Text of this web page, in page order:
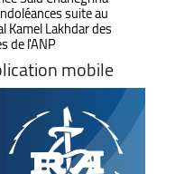
suite au
Kamel Lakhdar des
de l'ANP
mobile